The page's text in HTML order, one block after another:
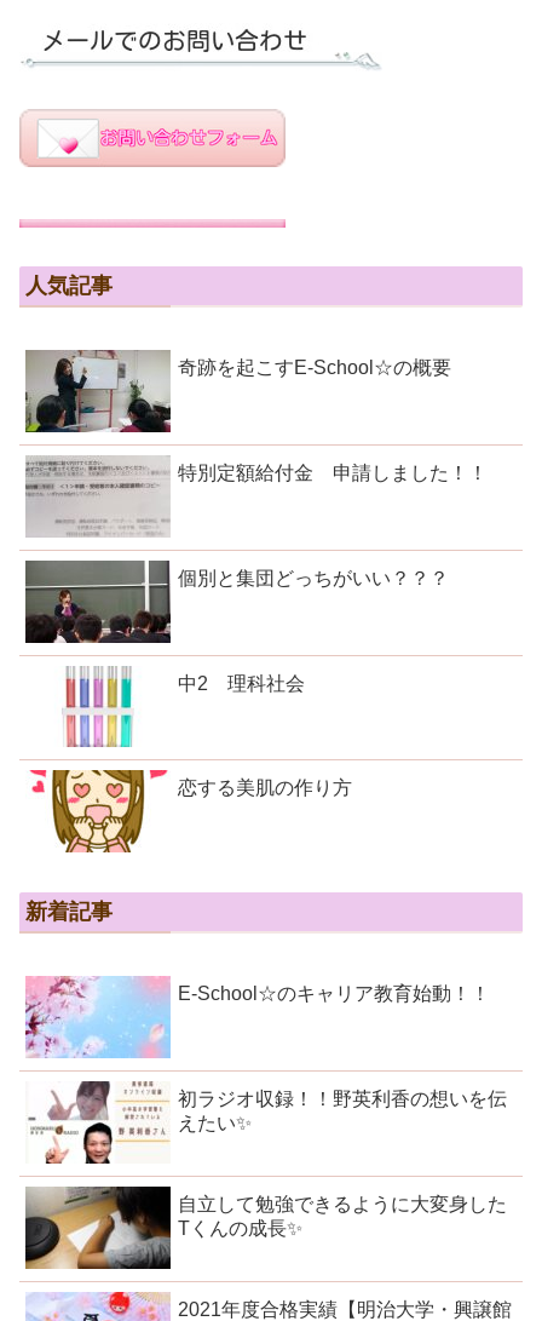
人気記事
奇跡を起こすE-School☆の概要
特別定額給付金 申請しました！！
個別と集団どっちがいい？？？
中2 理科社会
恋する美肌の作り方
新着記事
E-School☆のキャリア教育始動！！
初ラジオ収録！！野英利香の想いを伝
えたい✨
自立して勉強できるように大変身した
Tくんの成長✨
2021年度合格実績【明治大学・興譲館